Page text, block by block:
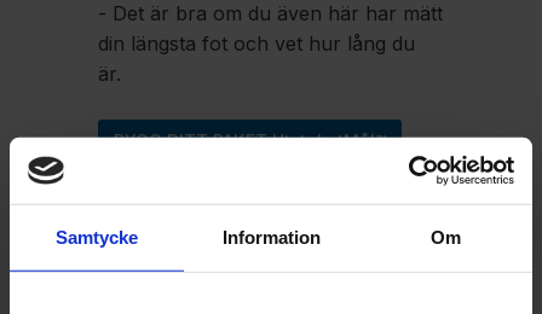
Samtycke Information Om
- Det är bra om du även här har mätt
din längsta fot och vet hur lång du
är.
BYGG DITT PAKET UtstakatMål™
- 🎞️ Länk till film på Instagram som
visar paketbyggaren.
- 🎞️ Länk till film på Instagram hur det